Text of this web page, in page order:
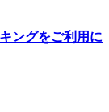
ングをご利用に